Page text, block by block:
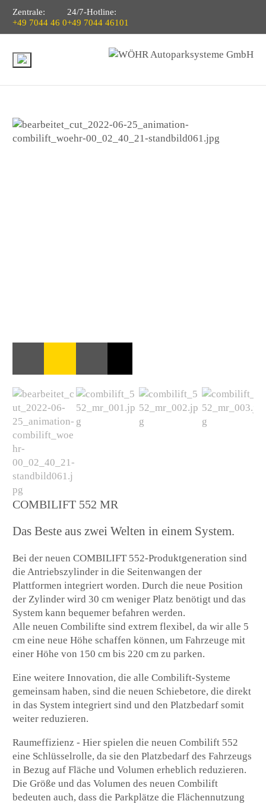
Zentrale:
+49 7044 46 0
24/7-Hotline:
+49 7044 46101
COMBILIFT 552 MR
Das Beste aus zwei Welten in einem System.
Bei der neuen COMBILIFT 552-Produktgeneration sind
die Antriebszylinder in die Seitenwangen der
Plattformen integriert worden. Durch die neue Position
der Zylinder wird 30 cm weniger Platz benötigt und das
System kann bequemer befahren werden.
Alle neuen Combilifte sind extrem flexibel, da wir alle 5
cm eine neue Höhe schaffen können, um Fahrzeuge mit
einer Höhe von 150 cm bis 220 cm zu parken.
Eine weitere Innovation, die alle Combilift-Systeme
gemeinsam haben, sind die neuen Schiebetore, die direkt
in das System integriert sind und den Platzbedarf somit
weiter reduzieren.
Raumeffizienz - Hier spielen die neuen Combilift 552
eine Schlüsselrolle, da sie den Platzbedarf des Fahrzeugs
in Bezug auf Fläche und Volumen erheblich reduzieren.
Die Größe und das Volumen des neuen Combilift
bedeuten auch, dass die Parkplätze die Flächennutzung